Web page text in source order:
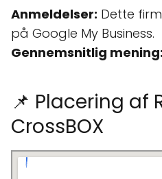
Anmeldelser: Dette
på Google My Business.
Gennemsnitlig mening:
📌 Placering af
CrossBOX